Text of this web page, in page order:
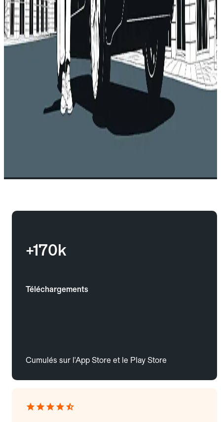
+170k
Téléchargements
Cumulés sur l'App Store et le Play Store